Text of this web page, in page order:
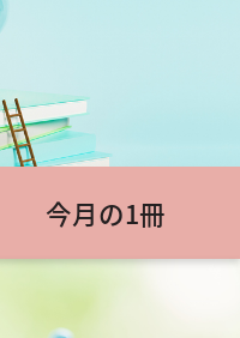
今月の1冊